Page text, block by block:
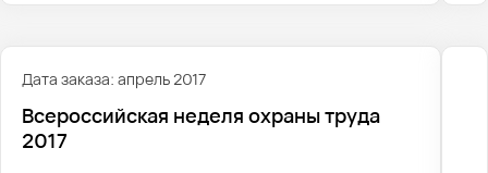
Дата заказа: апрель 2017
Всероссийская неделя охраны труда
2017